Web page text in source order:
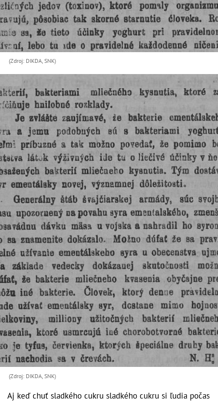
(Zdroj: DIKDA, SNK)
(Zdroj: DIKDA, SNK)
Aj keď chuť sladkého cukru sladkého cukru si ľudia počas